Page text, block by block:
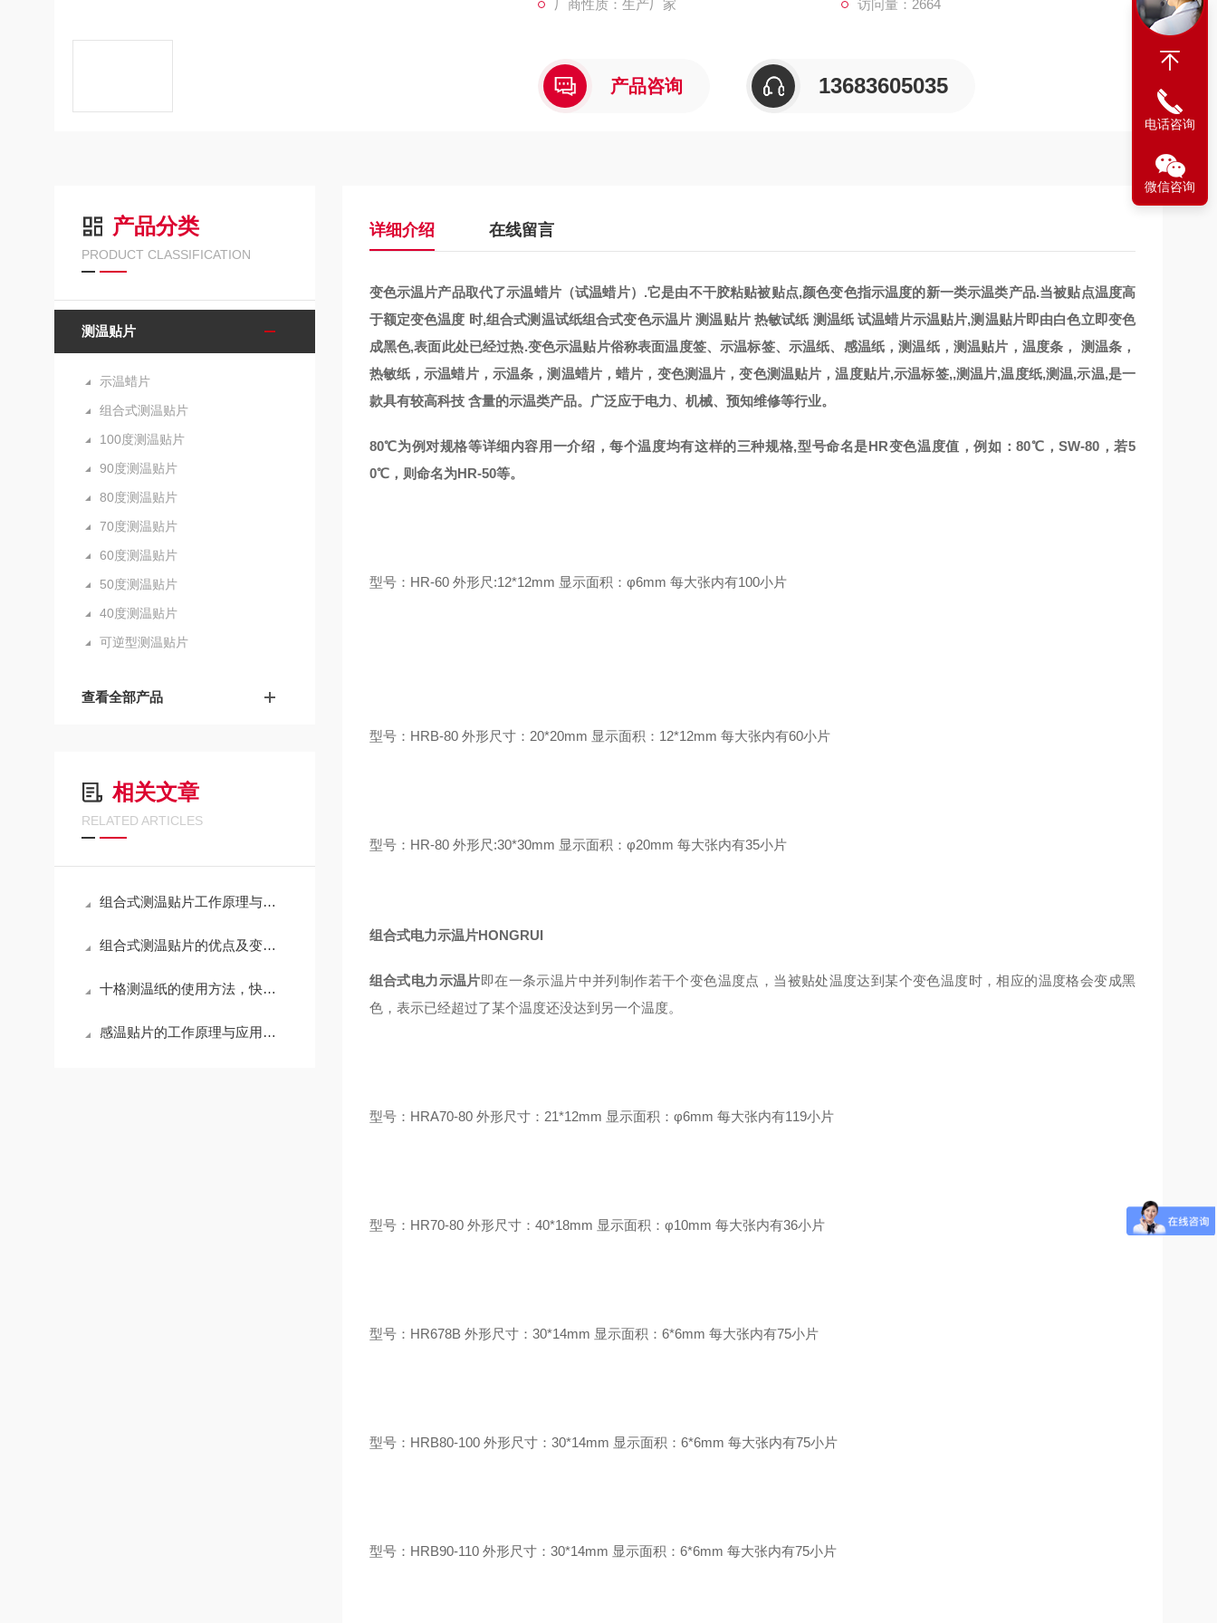
厂商性质：生产厂家 访问量：2664
产品咨询 13683605035
产品分类
PRODUCT CLASSIFICATION
测温贴片
示温蜡片
组合式测温贴片
100度测温贴片
90度测温贴片
80度测温贴片
70度测温贴片
60度测温贴片
50度测温贴片
40度测温贴片
可逆型测温贴片
查看全部产品
相关文章
RELATED ARTICLES
组合式测温贴片工作原理与工业温度监测应用解析
组合式测温贴片的优点及变色机理
十格测温纸的使用方法，快来学习下吧
感温贴片的工作原理与应用场景
详细介绍 在线留言
变色示温片产品取代了示温蜡片（试温蜡片）.它是由不干胶粘贴被贴点,颜色变色指示温度的新一类示温类产品.当被贴点温度高
于额定变色温度 时,组合式测温试纸组合式变色示温片 测温贴片 热敏试纸 测温纸 试温蜡片示温贴片,测温贴片即由白色立即变色
成黑色,表面此处已经过热.变色示温贴片俗称表面温度签、示温标签、示温纸、感温纸，测温纸，测温贴片，温度条， 测温条，
热敏纸，示温蜡片，示温条，测温蜡片，蜡片，变色测温片，变色测温贴片，温度贴片,示温标签,,测温片,温度纸,测温,示温,是一
款具有较高科技 含量的示温类产品。广泛应于电力、机械、预知维修等行业。
80℃为例对规格等详细内容用一介绍，每个温度均有这样的三种规格,型号命名是HR变色温度值，例如：80℃，SW-80，若5
0℃，则命名为HR-50等。
型号：HR-60 外形尺:12*12mm 显示面积：φ6mm 每大张内有100小片
型号：HRB-80 外形尺寸：20*20mm 显示面积：12*12mm 每大张内有60小片
型号：HR-80 外形尺:30*30mm 显示面积：φ20mm 每大张内有35小片
组合式电力示温片HONGRUI
组合式电力示温片即在一条示温片中并列制作若干个变色温度点，当被贴处温度达到某个变色温度时，相应的温度格会变成黑
色，表示已经超过了某个温度还没达到另一个温度。
型号：HRA70-80 外形尺寸：21*12mm 显示面积：φ6mm 每大张内有119小片
型号：HR70-80 外形尺寸：40*18mm 显示面积：φ10mm 每大张内有36小片
型号：HR678B 外形尺寸：30*14mm 显示面积：6*6mm 每大张内有75小片
型号：HRB80-100 外形尺寸：30*14mm 显示面积：6*6mm 每大张内有75小片
型号：HRB90-110 外形尺寸：30*14mm 显示面积：6*6mm 每大张内有75小片
电话咨询
微信咨询